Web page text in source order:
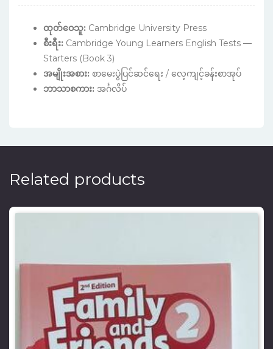
ထုတ်ဝေသူ: Cambridge University Press
စီးရီး: Cambridge Young Learners English Tests —
Starters (Book 3)
အမျိုးအစား: စာမေးပွဲပြင်ဆင်ရေး / လေ့ကျင့်ခန်းစာအုပ်
ဘာသာစကား: အင်္ဂလိပ်
Related products